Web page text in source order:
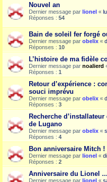
Nouvel an
Dernier message par lionel «
Réponses : 54
Bain de soleil fer forgé
Dernier message par obelix «
Réponses : 10
L’histoire de ma fidèle
Dernier message par noalierd
Réponses : 1
Retour d’expérience :
souci imprévu
Dernier message par obelix «
Réponses : 3
Recherche
de Lugano
Dernier message par obelix «
Réponses : 4
Bon anniversaire Mitch !
Dernier message par lionel «
Réponses : 2
Anniversaire du Lionel ...
Dernier message par lionel «